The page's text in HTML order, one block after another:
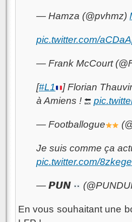
— Hamza (@pvhmz)
pic.twitter.com/
— Frank McCourt
[#L1
] Florian
à Amiens !
— Footballogue
Je suis comme ça
pic.twitter.com/
— 𝙋𝙐𝙉
En vous souhaitant une